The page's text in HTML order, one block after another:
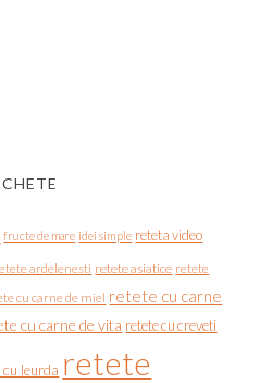
fructe de mare idei simple reteta video
ardelenesti retete asiatice retete
cu carne de miel retete cu carne
cu carne de vita retete cu creveti
cu leurda retete